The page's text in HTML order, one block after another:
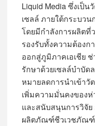
Liquid Media ซึ่งเป็
เซลล์ ภายใต้กระบว
โดยมีกำลังการผลิตที่
รองรับทั้งความต้องก
ออกสู่ภูมิภาคเอเชีย
รักษาด้วยเซลล์บำบัด
หมายลดการนำเข้าวั
เพิ่มความมั่นคงของ
และสนับสนุนการวิจั
ผลิตภัณฑ์ชีวเวชภัณฑ์